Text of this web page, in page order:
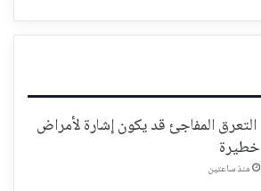
التعرق المفاجئ قد يكون إشارة لأمراض
خطيرة
منذ ساعتين